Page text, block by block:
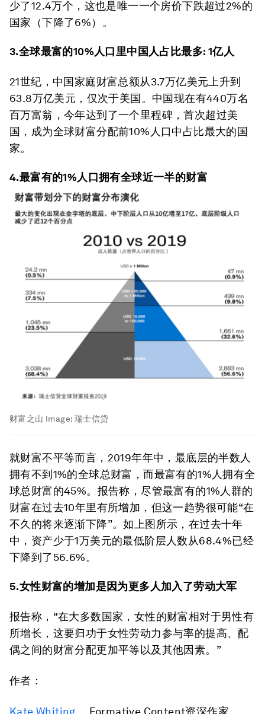
少了12.4万个，这也是唯一一个房价下跌超过2%的
国家（下降了6%）。
3.全球最富的10%人口里中国人占比最多: 1亿人
21世纪，中国家庭财富总额从3.7万亿美元上升到
63.8万亿美元，仅次于美国。中国现在有440万名
百万富翁，今年达到了一个里程碑，首次超过美
国，成为全球财富分配前10%人口中占比最大的国
家。
4.最富有的1%人口拥有全球近一半的财富
财富之山 Image: 瑞士信贷
就财富不平等而言，2019年年中，最底层的半数人
拥有不到1%的全球总财富，而最富有的1%人拥有全
球总财富的45%。报告称，尽管最富有的1%人群的
财富在过去10年里有所增加，但这一趋势很可能“在
不久的将来逐渐下降”。如上图所示，在过去十年
中，资产少于1万美元的最低阶层人数从68.4%已经
下降到了56.6%。
5.女性财富的增加是因为更多人加入了劳动大军
报告称，“在大多数国家，女性的财富相对于男性有
所增长，这要归功于女性劳动力参与率的提高、配
偶之间的财富分配更加平等以及其他因素。”
作者：